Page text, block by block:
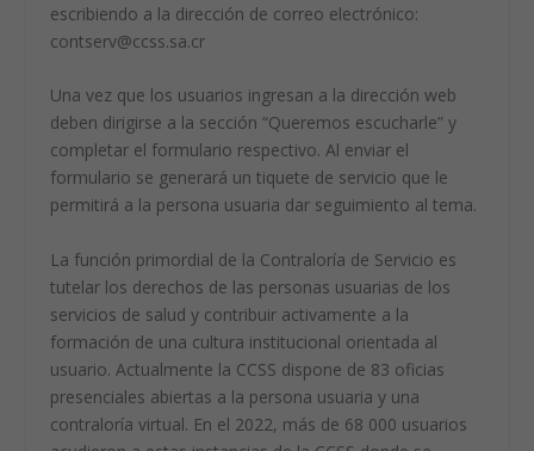
escribiendo a la dirección de correo electrónico:
contserv@ccss.sa.cr
Una vez que los usuarios ingresan a la dirección web
deben dirigirse a la sección “Queremos escucharle” y
completar el formulario respectivo. Al enviar el
formulario se generará un tiquete de servicio que le
permitirá a la persona usuaria dar seguimiento al tema.
La función primordial de la Contraloría de Servicio es
tutelar los derechos de las personas usuarias de los
servicios de salud y contribuir activamente a la
formación de una cultura institucional orientada al
usuario. Actualmente la CCSS dispone de 83 oficias
presenciales abiertas a la persona usuaria y una
contraloría virtual. En el 2022, más de 68 000 usuarios